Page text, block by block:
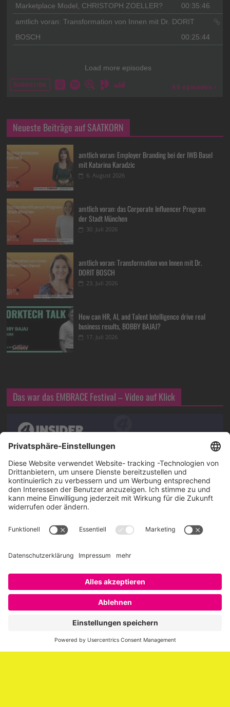
Neueste Beiträge auf SAATKORN
amtlich voran: Employer Branding bei der IWB Basel
mit Katarina Karadzic
6. August 2026
amtlich voran: das Corporate Influencer Program
der Stadt München
30. Juli 2026
amtlich voran: Transformation von Innen mit Dr.
DORIT BOSCH
23. Juli 2026
How can HR, AI, and Talent Intelligence drive real
business results, BOBBY BAJAJ?
17. Juli 2026
Das war das EMBRACE Festival – Video auf Klick
Über SAATKORN
SAATKORN ist der Blog von Gero Hesse. Seit 2009 schreibt
er über die Themen Employer Branding,